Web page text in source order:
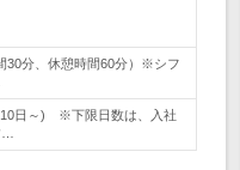
30分、休憩時間60分）※シフ
日～) ※下限日数は、入社